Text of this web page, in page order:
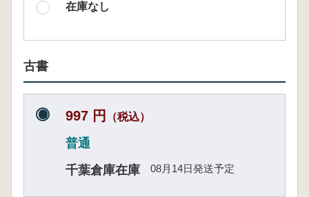
在庫なし
古書
997 円 （税込）
普通
千葉倉庫在庫
08月14日発送予定